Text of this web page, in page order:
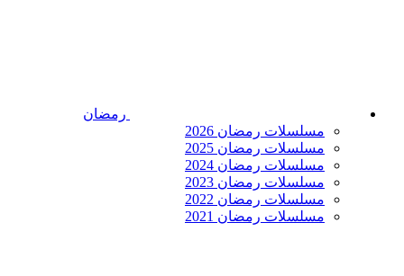
رمضان
مسلسلات رمضان 2026
مسلسلات رمضان 2025
مسلسلات رمضان 2024
مسلسلات رمضان 2023
مسلسلات رمضان 2022
مسلسلات رمضان 2021